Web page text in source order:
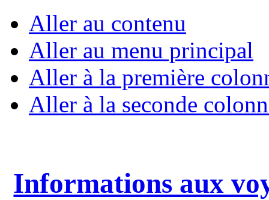
Aller au contenu
Aller au menu principal
Aller à la première
Aller à la seconde
Informations aux